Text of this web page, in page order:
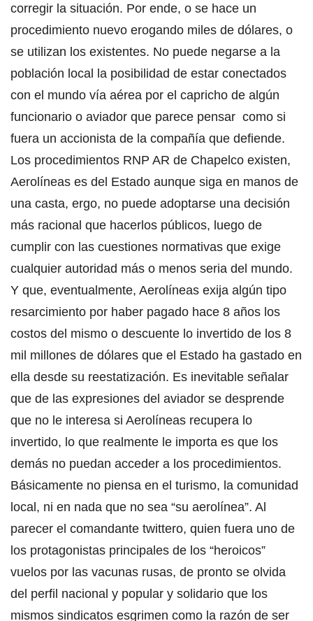
corregir la situación. Por ende, o se hace un
procedimiento nuevo erogando miles de dólares, o
se utilizan los existentes. No puede negarse a la
población local la posibilidad de estar conectados
con el mundo vía aérea por el capricho de algún
funcionario o aviador que parece pensar como si
fuera un accionista de la compañía que defiende.
Los procedimientos RNP AR de Chapelco existen,
Aerolíneas es del Estado aunque siga en manos de
una casta, ergo, no puede adoptarse una decisión
más racional que hacerlos públicos, luego de
cumplir con las cuestiones normativas que exige
cualquier autoridad más o menos seria del mundo.
Y que, eventualmente, Aerolíneas exija algún tipo
resarcimiento por haber pagado hace 8 años los
costos del mismo o descuente lo invertido de los 8
mil millones de dólares que el Estado ha gastado en
ella desde su reestatización. Es inevitable señalar
que de las expresiones del aviador se desprende
que no le interesa si Aerolíneas recupera lo
invertido, lo que realmente le importa es que los
demás no puedan acceder a los procedimientos.
Básicamente no piensa en el turismo, la comunidad
local, ni en nada que no sea “su aerolínea”. Al
parecer el comandante twittero, quien fuera uno de
los protagonistas principales de los “heroicos”
vuelos por las vacunas rusas, de pronto se olvida
del perfil nacional y popular y solidario que los
mismos sindicatos esgrimen como la razón de ser